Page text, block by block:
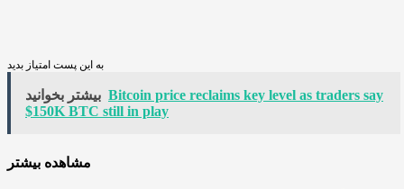
به این پست امتیاز بدید
بیشتر بخوانید Bitcoin price reclaims key level as traders say
$150K BTC still in play
مشاهده بیشتر